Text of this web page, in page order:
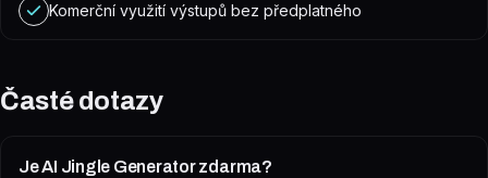
Komerční využití výstupů bez předplatného
Časté dotazy
Je AI Jingle Generator zdarma?